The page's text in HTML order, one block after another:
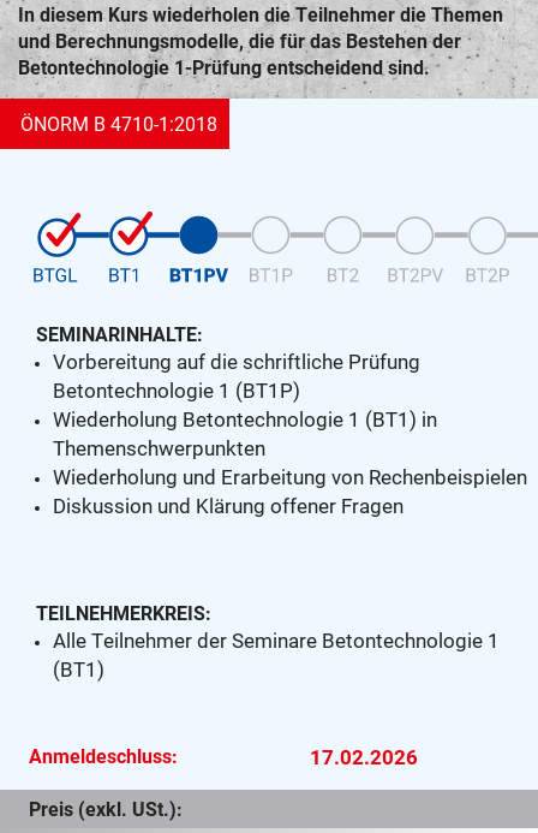
In diesem Kurs wiederholen die Teilnehmer die Themen
und Berechnungsmodelle, die für das Bestehen der
Betontechnologie 1-Prüfung entscheidend sind.
ÖNORM B 4710-1:2018
SEMINARINHALTE:
Vorbereitung auf die schriftliche Prüfung
Betontechnologie 1 (BT1P)
Wiederholung Betontechnologie 1 (BT1) in
Themenschwerpunkten
Wiederholung und Erarbeitung von Rechenbeispielen
Diskussion und Klärung offener Fragen
TEILNEHMERKREIS:
Alle Teilnehmer der Seminare Betontechnologie 1
(BT1)
Anmeldeschluss: 17.02.2026
Preis (exkl. USt.):